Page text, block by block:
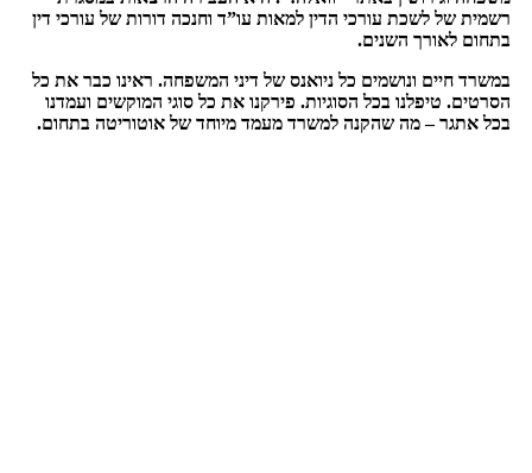
רשמית של לשכת עורכי הדין למאות עו”ד וחנכה דורות של עורכי דין
בתחום לאורך השנים.
במשרד חיים ונושמים כל ניואנס של דיני המשפחה. ראינו כבר את כל
הסרטים. טיפלנו בכל הסוגיות. פירקנו את כל סוגי המוקשים ועמדנו
בכל אתגר – מה שהקנה למשרד מעמד מיוחד של אוטוריטה בתחום.